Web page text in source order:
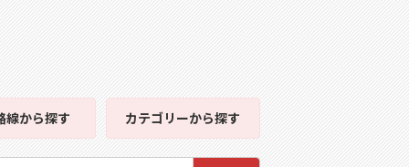
線から探す カテゴリーから探す